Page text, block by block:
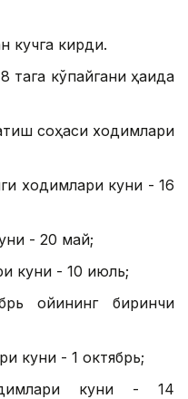
кучга кирди.
кўпайгани ҳақида
соҳаси ходимлари
ходимлари куни - 16
- 20 май;
куни - 10 июль;
ойининг биринчи
куни - 1 октябрь;
куни - 14